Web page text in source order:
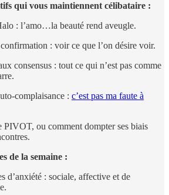
qui vous maintiennent célibataire :
: l’amo…la beauté rend aveugle.
: voir ce que l’on désire voir.
consensus : tout ce qui n’est pas comme
complaisance : c’est pas ma faute à
PIVOT, ou comment dompter ses biais
de la semaine :
d’anxiété : sociale, affective et de